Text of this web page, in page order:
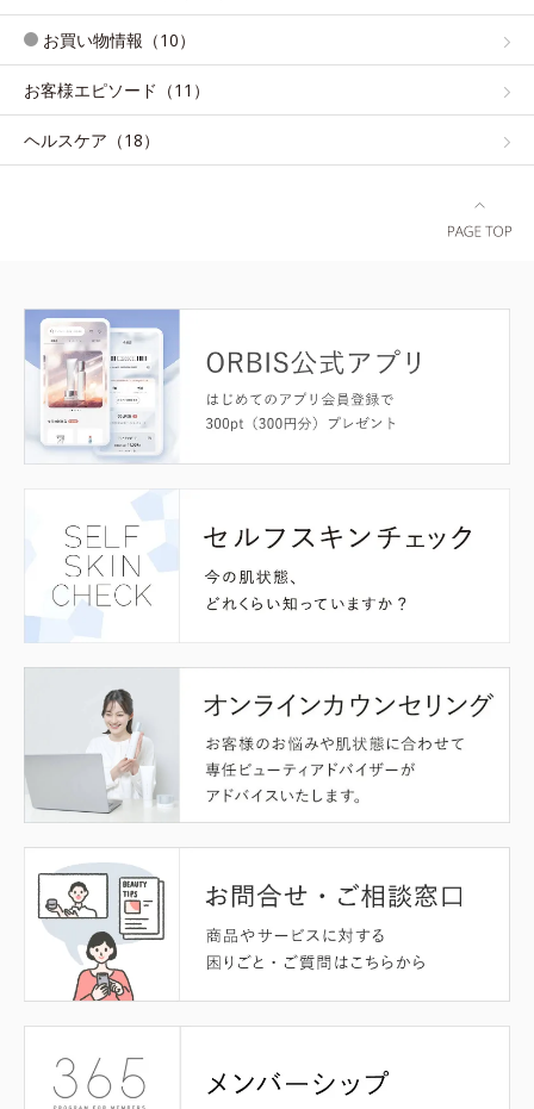
お買い物情報（10）
お客様エピソード（11）
ヘルスケア（18）